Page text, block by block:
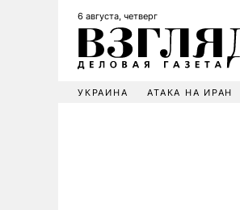
6 августа, четверг
УКРАИНА АТАКА НА ИРАН